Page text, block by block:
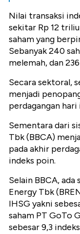
Nilai transaksi
sekitar Rp 12
saham yang
Sebanyak 240
melemah, dan
Secara sektoral,
menjadi
perdagangan hari
Sementara dari
Tbk (BBCA)
pada akhir
indeks poin.
Selain BBCA,
Energy Tbk
IHSG yakni
saham PT GoTo
sebesar 9,3